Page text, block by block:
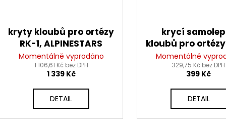
kryty kloubů pro ortézy
RK-1, ALPINESTARS
Momentálně vyprodáno
1 106,61 Kč bez DPH
1 339 Kč
DETAIL
krycí
kloubů pro ortézy
Momentálně
329,75 Kč bez DPH
399 Kč
DETAIL